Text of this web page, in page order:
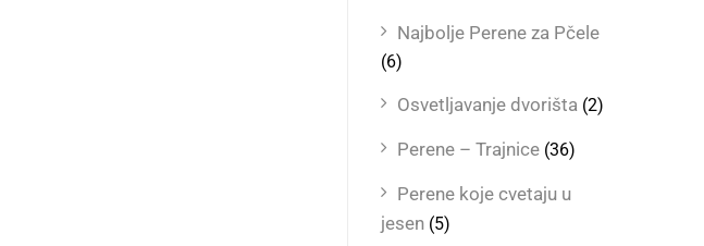
Najbolje Perene za Pčele
(6)
Osvetljavanje dvorišta (2)
Perene – Trajnice (36)
Perene koje cvetaju u
jesen (5)